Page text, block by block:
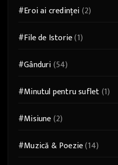
#Eroi ai credinței(2)
#File de Istorie(1)
#Gânduri(54)
#Minutul pentru suflet(1)
#Misiune(2)
#Muzică & Poezie(14)